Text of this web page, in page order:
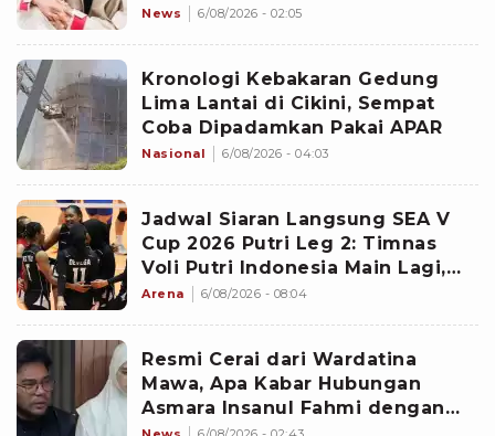
Terdekat
News 6/08/2026 - 02:05
Kronologi Kebakaran Gedung
Lima Lantai di Cikini, Sempat
Coba Dipadamkan Pakai APAR
Nasional 6/08/2026 - 04:03
Jadwal Siaran Langsung SEA V
Cup 2026 Putri Leg 2: Timnas
Voli Putri Indonesia Main Lagi,
Langsung Hadapi Vietnam
Arena 6/08/2026 - 08:04
Resmi Cerai dari Wardatina
Mawa, Apa Kabar Hubungan
Asmara Insanul Fahmi dengan